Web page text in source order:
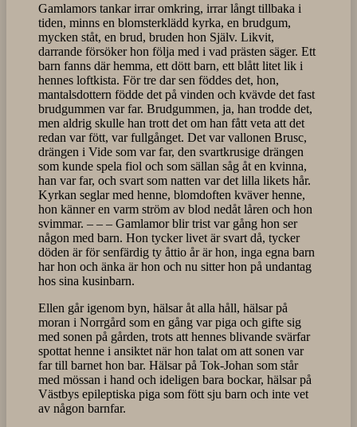
Gamlamors tankar irrar omkring, irrar långt tillbaka i
tiden, minns en blomsterklädd kyrka, en brudgum,
mycken ståt, en brud, bruden hon Själv. Likvit,
darrande försöker hon följa med i vad prästen säger. Ett
barn fanns där hemma, ett dött barn, ett blått litet lik i
hennes loftkista. För tre dar sen föddes det, hon,
mantalsdottern födde det på vinden och kvävde det fast
brudgummen var far. Brudgummen, ja, han trodde det,
men aldrig skulle han trott det om han fått veta att det
redan var fött, var fullgånget. Det var vallonen Brusc,
drängen i Vide som var far, den svartkrusige drängen
som kunde spela fiol och som sällan såg åt en kvinna,
han var far, och svart som natten var det lilla likets hår.
Kyrkan seglar med henne, blomdoften kväver henne,
hon känner en varm ström av blod nedåt låren och hon
svimmar. – – – Gamlamor blir trist var gång hon ser
någon med barn. Hon tycker livet är svart då, tycker
döden är för senfärdig ty åttio år är hon, inga egna barn
har hon och änka är hon och nu sitter hon på undantag
hos sina kusinbarn.
Ellen går igenom byn, hälsar åt alla håll, hälsar på
moran i Norrgård som en gång var piga och gifte sig
med sonen på gården, trots att hennes blivande svärfar
spottat henne i ansiktet när hon talat om att sonen var
far till barnet hon bar. Hälsar på Tok-Johan som står
med mössan i hand och ideligen bara bockar, hälsar på
Västbys epileptiska piga som fött sju barn och inte vet
av någon barnfar.